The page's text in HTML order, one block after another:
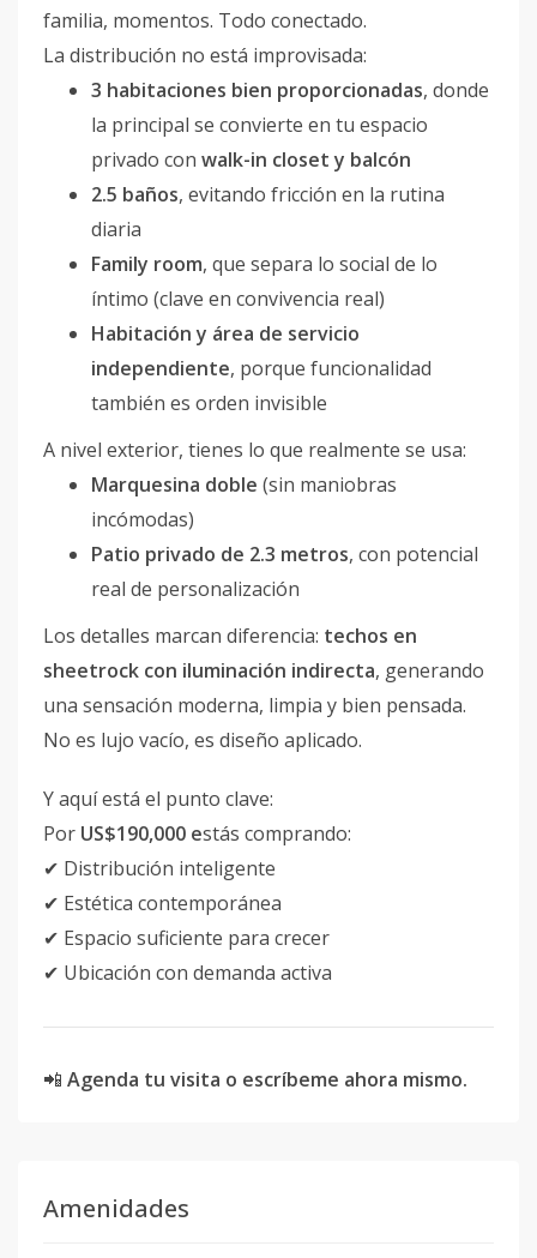
familia, momentos. Todo conectado.
La distribución no está improvisada:
3 habitaciones bien proporcionadas, donde
la principal se convierte en tu espacio
privado con walk-in closet y balcón
2.5 baños, evitando fricción en la rutina
diaria
Family room, que separa lo social de lo
íntimo (clave en convivencia real)
Habitación y área de servicio
independiente, porque funcionalidad
también es orden invisible
A nivel exterior, tienes lo que realmente se usa:
Marquesina doble (sin maniobras
incómodas)
Patio privado de 2.3 metros, con potencial
real de personalización
Los detalles marcan diferencia: techos en
sheetrock con iluminación indirecta, generando
una sensación moderna, limpia y bien pensada.
No es lujo vacío, es diseño aplicado.
Y aquí está el punto clave:
Por US$190,000 estás comprando:
✔ Distribución inteligente
✔ Estética contemporánea
✔ Espacio suficiente para crecer
✔ Ubicación con demanda activa
📲 Agenda tu visita o escríbeme ahora mismo.
Amenidades